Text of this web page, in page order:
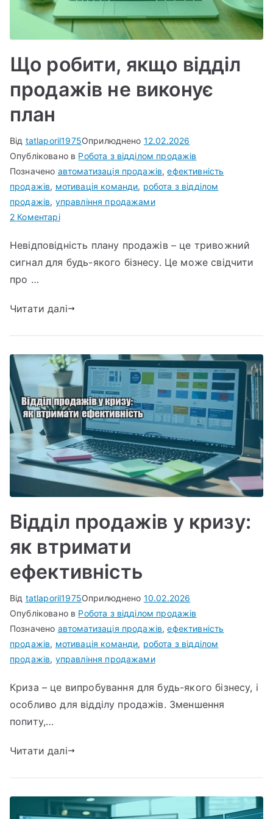
Що робити, якщо відділ
продажів не виконує
план
Від tatlaporil1975Оприлюднено 12.02.2026
Опубліковано в Робота з відділом продажів
Позначено автоматизація продажів,ефективність
продажів, мотивація команди, робота з відділом
продажів, управління продажами
2 Коментарідо
робити,
якщо
не
план
Невідповідність плану продажів – це тривожний
сигнал для будь-якого бізнесу. Це може свідчити
про …
Читати далі
Відділ продажів у кризу:
як втримати
ефективність
Від tatlaporil1975Оприлюднено 10.02.2026
Опубліковано в Робота з відділом продажів
Позначено автоматизація продажів,ефективність
продажів, мотивація команди, робота з відділом
продажів, управління продажами
Криза – це випробування для будь-якого бізнесу, і
особливо для відділу продажів. Зменшення
попиту,…
Читати далі